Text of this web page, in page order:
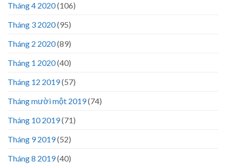
Tháng 4 2020(106)
Tháng 3 2020(95)
Tháng 2 2020(89)
Tháng 1 2020(40)
Tháng 12 2019(57)
Tháng mười một 2019(74)
Tháng 10 2019(71)
Tháng 9 2019(52)
Tháng 8 2019(40)